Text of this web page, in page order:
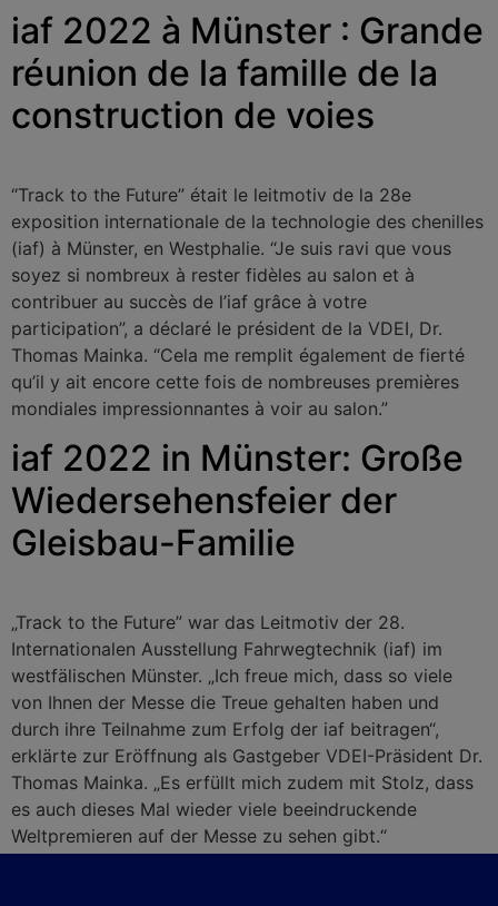
iaf 2022 à Münster : Grande
réunion de la famille de la
construction de voies
“Track to the Future” était le leitmotiv de la 28e
exposition internationale de la technologie des chenilles
(iaf) à Münster, en Westphalie. “Je suis ravi que vous
soyez si nombreux à rester fidèles au salon et à
contribuer au succès de l’iaf grâce à votre
participation”, a déclaré le président de la VDEI, Dr.
Thomas Mainka. “Cela me remplit également de fierté
qu’il y ait encore cette fois de nombreuses premières
mondiales impressionnantes à voir au salon.”
iaf 2022 in Münster: Große
Wiedersehensfeier der
Gleisbau-Familie
„Track to the Future” war das Leitmotiv der 28.
Internationalen Ausstellung Fahrwegtechnik (iaf) im
westfälischen Münster. „Ich freue mich, dass so viele
von Ihnen der Messe die Treue gehalten haben und
durch ihre Teilnahme zum Erfolg der iaf beitragen“,
erklärte zur Eröffnung als Gastgeber VDEI-Präsident Dr.
Thomas Mainka. „Es erfüllt mich zudem mit Stolz, dass
es auch dieses Mal wieder viele beeindruckende
Weltpremieren auf der Messe zu sehen gibt.“